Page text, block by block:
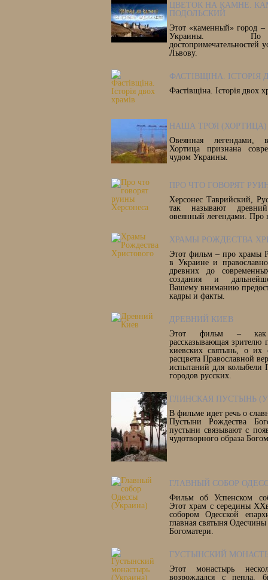
ЦВЕТОК НА КАМНЕ.
ПОДОЛЬСКИЙ
Этот «каменный» город –
Украины. По
достопримечательностей
Львову.
ФАСТІВЩІНА. ІСТОРІЯ
Фастівщіна. Історія двох
НАША ТРОЯ (ХОРТИЦА)
Овеянная легендами,
Хортица признана
чудом Украины.
ПРО ЧТО ГОВОРЯТ
Херсонес Таврийский,
так называют
овеянный легендами. Про
ХРАМЫ РОЖДЕСТВА
Этот фильм – про храмы
в Украине и
древних до
создания и
Вашему вниманию
кадры и факты.
ДРЕВНИЙ КИЕВ
Этот фильм – как
рассказывающая зрителю
киевских святынь, о их
расцвета Православной
испытаний для колыбели
городов русских.
ГЛИНСКАЯ ПУСТЫНЬ
В фильме идет речь о
Пустыни Рождества
пустыни связывают с
чудотворного образа
ГЛАВНЫЙ СОБОР
Фильм об Успенском
Этот храм с середины
собором Одесской
главная святыня
Богоматери.
ГУСТЫНСКИЙ
Этот монастырь
возрождался с пепла,